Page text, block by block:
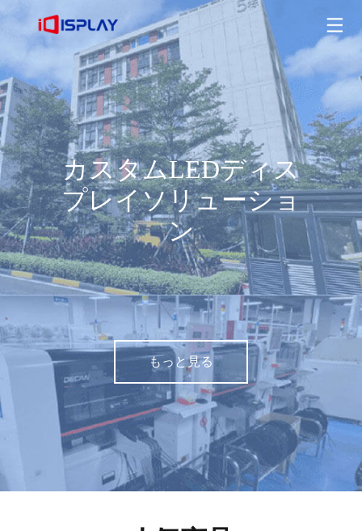
カスタムLEDディス
プレイソリューショ
ン
もっと見る
カスタムLEDディスプレイソリューション
もっと見る